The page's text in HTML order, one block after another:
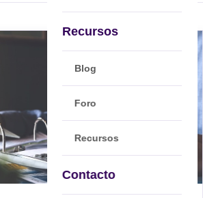
Recursos
Blog
Foro
Recursos
Contacto